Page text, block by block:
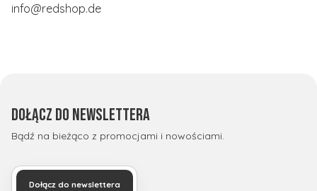
info@redshop.de
Dołącz do newslettera
Bądź na bieżąco z promocjami i nowościami.
Dołącz do newslettera